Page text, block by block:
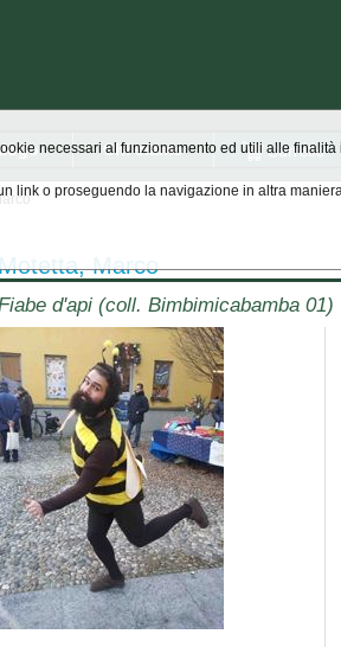
Chi siamo
Marco
d'api (coll. Bimbimicabamba 01)
necessari al funzionamento ed utili alle
link o proseguendo la navigazione in altra